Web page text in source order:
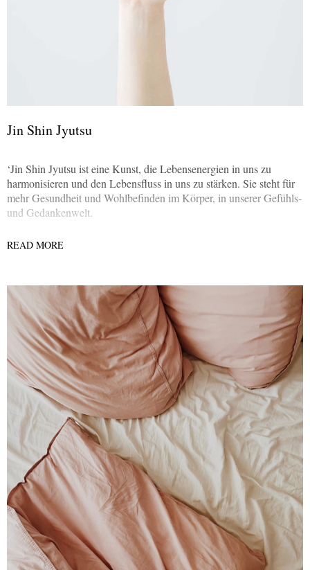
Jin Shin Jyutsu
‘Jin Shin Jyutsu ist eine Kunst, die Lebensenergien in uns zu
harmonisieren und den Lebensfluss in uns zu stärken. Sie steht für
mehr Gesundheit und Wohlbefinden im Körper, in unserer Gefühls-
und Gedankenwelt.
READ MORE